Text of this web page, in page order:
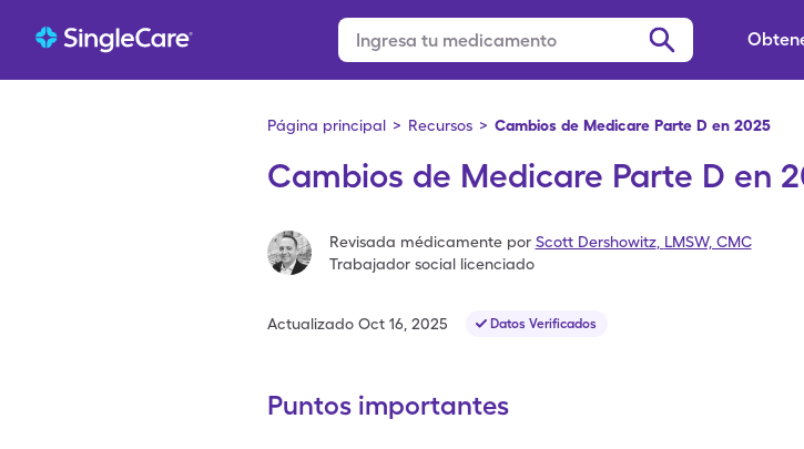
Página principal > Recursos > Cambios de Medicare Parte D en 2025
Cambios de Medicare Parte D en
Revisada médicamente por Scott Dershowitz, LMSW, CMC
Trabajador social licenciado
Actualizado Oct 16, 2025 Datos Verificados
Puntos importantes